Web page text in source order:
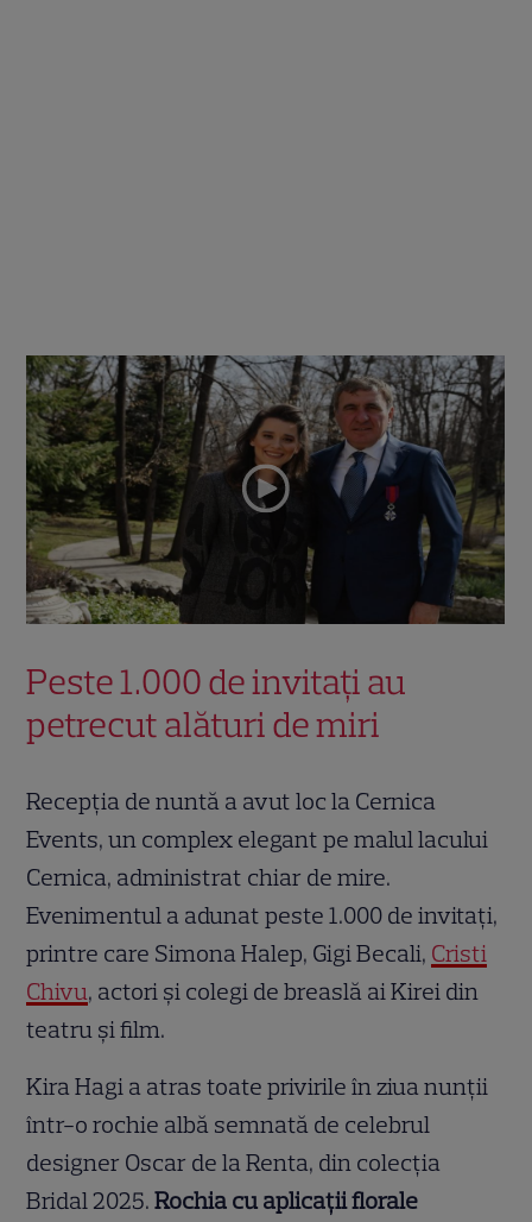
Peste 1.000 de invitați au
petrecut alături de miri
Recepția de nuntă a avut loc la Cernica
Events, un complex elegant pe malul lacului
Cernica, administrat chiar de mire.
Evenimentul a adunat peste 1.000 de invitați,
printre care Simona Halep, Gigi Becali, Cristi
Chivu, actori și colegi de breaslă ai Kirei din
teatru și film.
Kira Hagi a atras toate privirile în ziua nunții
într-o rochie albă semnată de celebrul
designer Oscar de la Renta, din colecția
Bridal 2025.Rochia cu aplicații florale